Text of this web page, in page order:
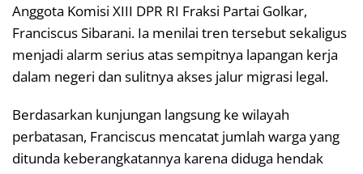
Anggota Komisi XIII DPR RI Fraksi Partai Golkar,
Franciscus Sibarani. Ia menilai tren tersebut sekaligus
menjadi alarm serius atas sempitnya lapangan kerja
dalam negeri dan sulitnya akses jalur migrasi legal.
Berdasarkan kunjungan langsung ke wilayah
perbatasan, Franciscus mencatat jumlah warga yang
ditunda keberangkatannya karena diduga hendak